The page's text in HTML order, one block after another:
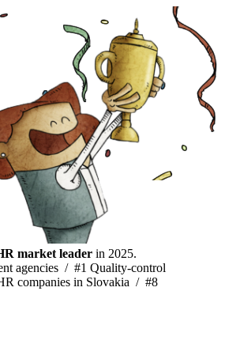
market leader in 2025.
agencies / #1 Quality-control
companies in Slovakia / #8